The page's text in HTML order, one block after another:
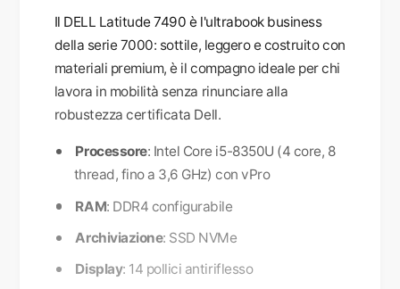
Il DELL Latitude 7490 è l'ultrabook business
della serie 7000: sottile, leggero e costruito con
materiali premium, è il compagno ideale per chi
lavora in mobilità senza rinunciare alla
robustezza certificata Dell.
Processore: Intel Core i5-8350U (4 core, 8
thread, fino a 3,6 GHz) con vPro
RAM: DDR4 configurabile
Archiviazione: SSD NVMe
Display: 14 pollici antiriflesso